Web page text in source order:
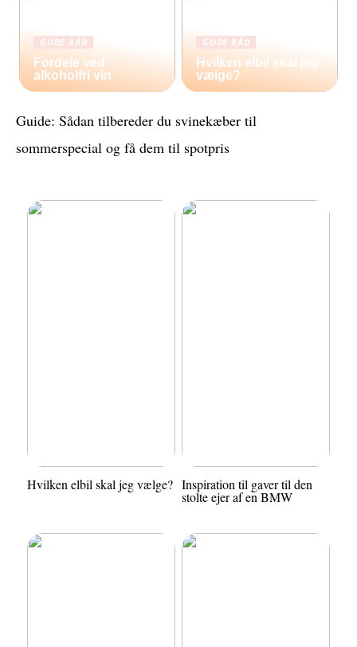
GODE RÅD
Fordele ved
alkoholfri vin
GODE RÅD
Hvilken elbil skal jeg
vælge?
Guide: Sådan tilbereder du svinekæber til
sommerspecial og få dem til spotpris
Hvilken elbil skal jeg vælge? Inspiration til gaver til den
stolte ejer af en BMW